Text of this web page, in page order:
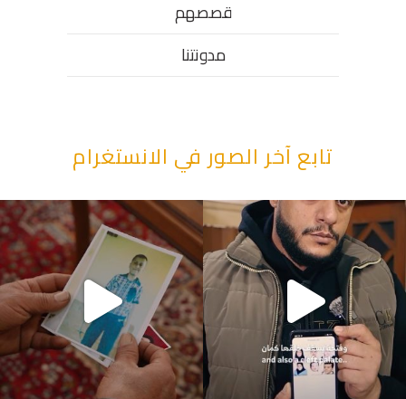
قصصهم
مدونتنا
تابع آخر الصور في الانستغرام
“وقت بيمرق العيد.. ببكي.” ف